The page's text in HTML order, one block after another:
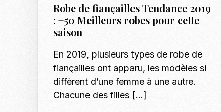
Robe de fiançailles Tendance 2019
: +50 Meilleurs robes pour cette
saison
En 2019, plusieurs types de robe de
fiançailles ont apparu, les modèles si
diffèrent d’une femme à une autre.
Chacune des filles […]